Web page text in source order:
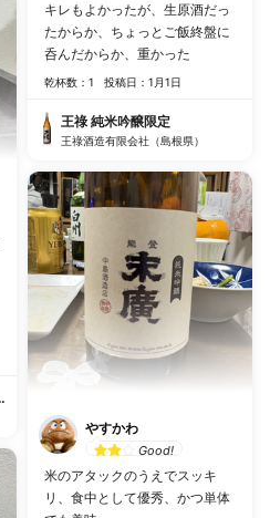
Harmony
キレもよかったが、生原酒だっ
たからか、ちょっとご飯終盤に
呑んだからか、重かった
乾杯数：1 投稿日：1月1日
王祿 純米吟醸限定
王祿酒造有限会社（島根県）
やすかわ
Good!
米のアタックのうえでスッキ
リ、食中として優秀、かつ単体